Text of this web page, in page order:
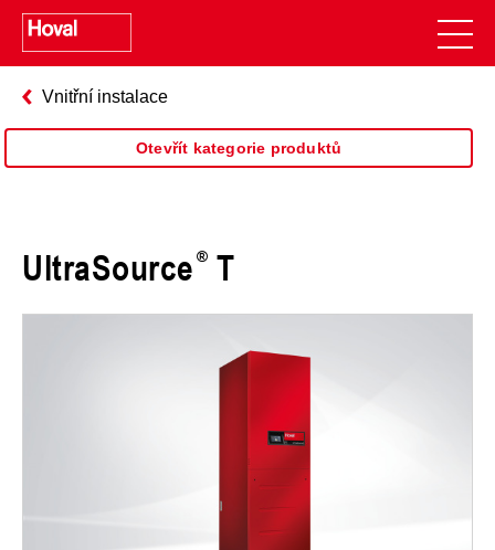
Vnitřní instalace
Otevřít kategorie produktů
UltraSource T